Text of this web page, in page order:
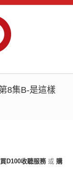
8集B-是這樣
D100收聽服務 或 購